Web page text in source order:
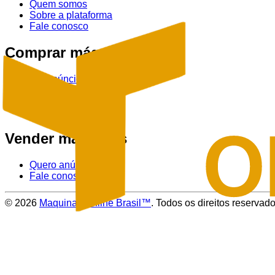
Quem somos
Sobre a plataforma
Fale conosco
Comprar máquinas
Ver anúncios
Vender máquinas
Quero anúnciar
Fale conosco
© 2026 Maquinas Online Brasil™. Todos os direitos